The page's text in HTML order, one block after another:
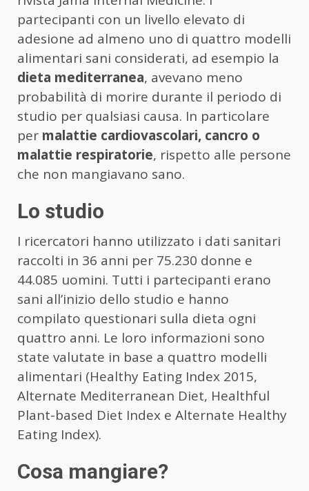
partecipanti con un livello elevato di
adesione ad almeno uno di quattro modelli
alimentari sani considerati, ad esempio la
dieta mediterranea, avevano meno
probabilità di morire durante il periodo di
studio per qualsiasi causa. In particolare
per malattie cardiovascolari, cancro o
malattie respiratorie, rispetto alle persone
che non mangiavano sano.
Lo studio
I ricercatori hanno utilizzato i dati sanitari
raccolti in 36 anni per 75.230 donne e
44.085 uomini. Tutti i partecipanti erano
sani all’inizio dello studio e hanno
compilato questionari sulla dieta ogni
quattro anni. Le loro informazioni sono
state valutate in base a quattro modelli
alimentari (Healthy Eating Index 2015,
Alternate Mediterranean Diet, Healthful
Plant-based Diet Index e Alternate Healthy
Eating Index).
Cosa mangiare?